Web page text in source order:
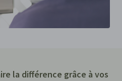
la différence grâce à vos